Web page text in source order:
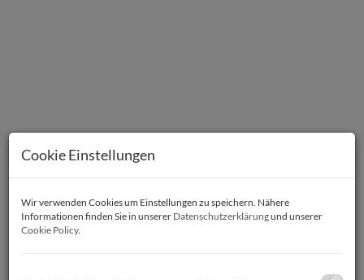
Cookie Einstellungen
Wir verwenden Cookies um Einstellungen zu speichern. Nähere
Informationen finden Sie in unserer Datenschutzerklärungund unserer
Cookie Policy.